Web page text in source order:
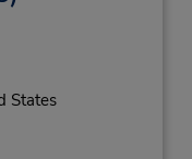
States